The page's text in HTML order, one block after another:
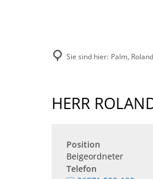
Sie sind hier: Palm, Roland
HERR
Position
Beigeordneter
Telefon